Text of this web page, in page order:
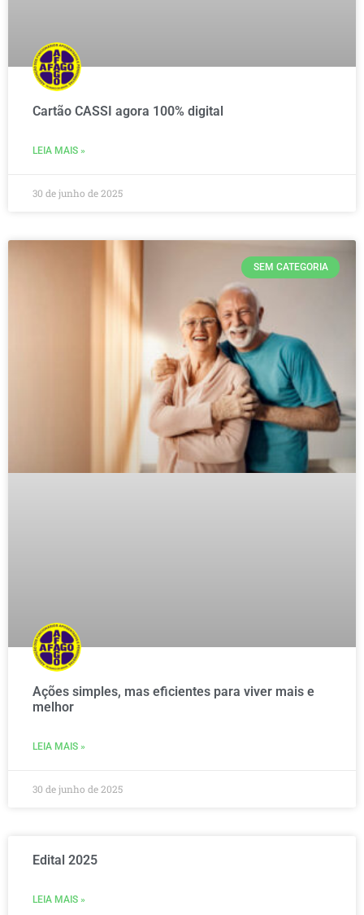
Cartão CASSI agora 100% digital
LEIA MAIS »
30 de junho de 2025
SEM CATEGORIA
Ações simples, mas eficientes para viver mais e
melhor
LEIA MAIS »
30 de junho de 2025
Edital 2025
LEIA MAIS »